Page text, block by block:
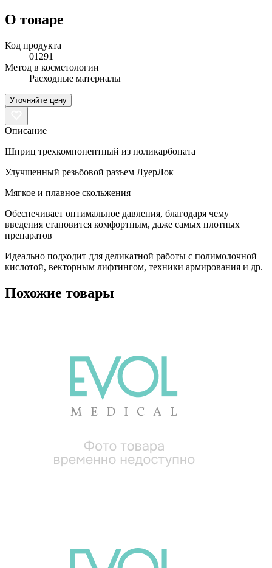
О товаре
Код продукта
01291
Метод в косметологии
Расходные материалы
Уточняйте цену
Описание
Шприц трехкомпонентный из поликарбоната
Улучшенный резьбовой разъем ЛуерЛок
Мягкое и плавное скольжения
Обеспечивает оптимальное давления, благодаря чему
введения становится комфортным, даже самых плотных
препаратов
Идеально подходит для деликатной работы с полимолочной
кислотой, векторным лифтингом, техники армирования и др.
Похожие товары